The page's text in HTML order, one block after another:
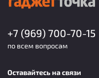
+7 (969) 700-70-15
по всем вопросам
Оставайтесь на связи